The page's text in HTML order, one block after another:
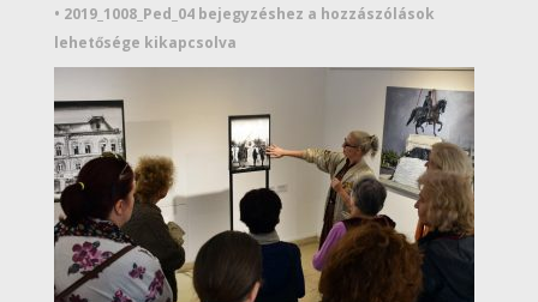
• 2019_1008_Ped_04 bejegyzéshez a hozzászólások
lehetősége kikapcsolva